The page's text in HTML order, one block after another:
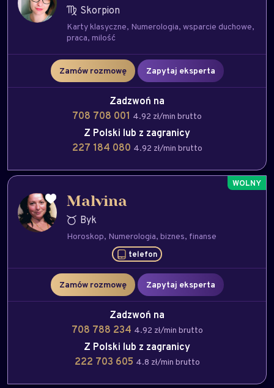
Skorpion
Karty klasyczne Numerologia wsparcie duchowe
praca milość
Zamów rozmowę Zapytaj eksperta
Zadzwoń na
708 708 001 4.92 zł/min brutto
Z Polski lub z zagranicy
227 184 080 4.92 zł/min brutto
Malvina
Byk
Horoskop Numerologia biznes finanse
telefon
Zamów rozmowę Zapytaj eksperta
Zadzwoń na
708 788 234 4.92 zł/min brutto
Z Polski lub z zagranicy
222 703 605 4.8 zł/min brutto